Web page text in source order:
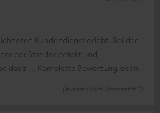
Kundendienst erlebt. Bei der
der Ständer defekt und
das z
Komplette Bewertung lesen
(automatisch übersetzt *)